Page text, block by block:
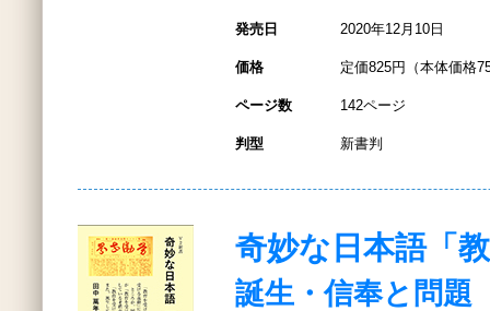
発売日 2020年12月10日
価格 定価825円（本体価格
ページ数 142ページ
判型 新書判
奇妙な日本語「
誕生・信奉と問題